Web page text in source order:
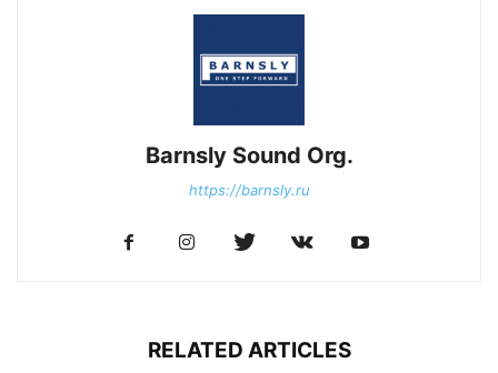
Barnsly Sound Org.
https://barnsly.ru
RELATED ARTICLES